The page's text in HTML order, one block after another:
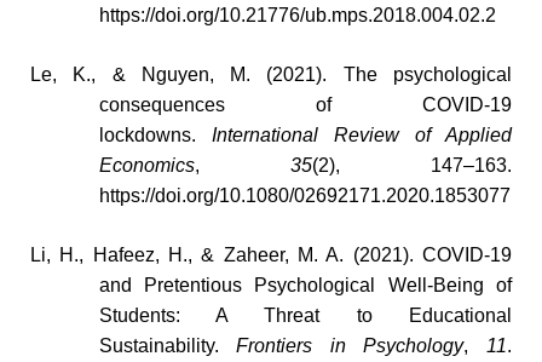
https://doi.org/10.21776/ub.mps.2018.004.02.2
Le, K., & Nguyen, M. (2021). The psychological
consequences of COVID-19
lockdowns. International Review of Applied
Economics, 35(2), 147–163.
https://doi.org/10.1080/02692171.2020.1853077
Li, H., Hafeez, H., & Zaheer, M. A. (2021). COVID-19
and Pretentious Psychological Well-Being of
Students: A Threat to Educational
Sustainability.Frontiers in Psychology, 11.